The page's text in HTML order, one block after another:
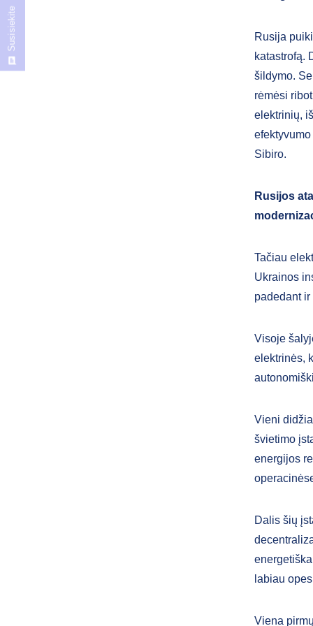
Rusija
katastrofą.
šildymo.
rėmėsi
elektrinių,
Sibiro.
Rusijos
Tačiau
Ukrainos
padedant
Visoje
elektrinės,
Vieni
švietimo
energijos
Dalis šių
labiau
Viena
Susisiekite